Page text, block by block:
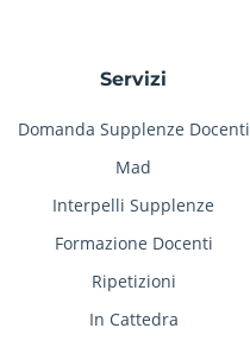
Servizi
Domanda Supplenze Docenti
Mad
Interpelli Supplenze
Formazione Docenti
Ripetizioni
In Cattedra